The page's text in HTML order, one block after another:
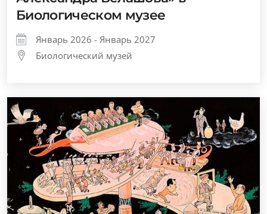
Биологическом музее
Январь 2026 - Январь 2027
Биологический музей